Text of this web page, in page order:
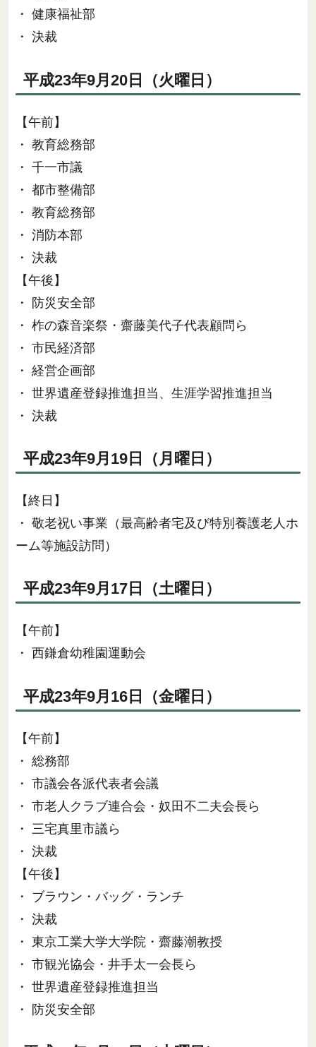
・ 健康福祉部
・ 決裁
平成23年9月20日（火曜日）
【午前】
・ 教育総務部
・ 千一市議
・ 都市整備部
・ 教育総務部
・ 消防本部
・ 決裁
【午後】
・ 防災安全部
・ 柞の森音楽祭・齋藤美代子代表顧問ら
・ 市民経済部
・ 経営企画部
・ 世界遺産登録推進担当、生涯学習推進担当
・ 決裁
平成23年9月19日（月曜日）
【終日】
・ 敬老祝い事業（最高齢者宅及び特別養護老人ホ
ーム等施設訪問）
平成23年9月17日（土曜日）
【午前】
・ 西鎌倉幼稚園運動会
平成23年9月16日（金曜日）
【午前】
・ 総務部
・ 市議会各派代表者会議
・ 市老人クラブ連合会・奴田不二夫会長ら
・ 三宅真里市議ら
・ 決裁
【午後】
・ ブラウン・バッグ・ランチ
・ 決裁
・ 東京工業大学大学院・齋藤潮教授
・ 市観光協会・井手太一会長ら
・ 世界遺産登録推進担当
・ 防災安全部